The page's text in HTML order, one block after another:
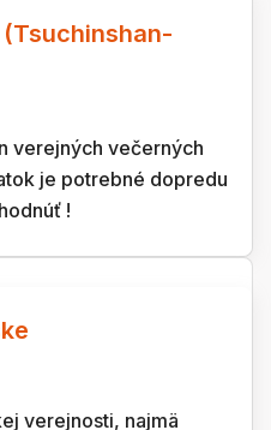
verejných večerných
je potrebné dopredu
!
verejnosti, najmä